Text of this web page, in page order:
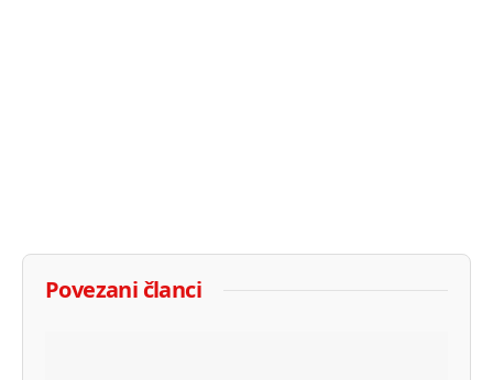
Povezani članci